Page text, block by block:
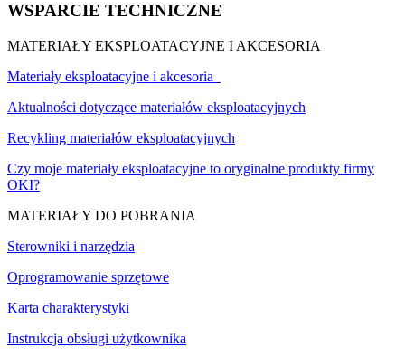
WSPARCIE TECHNICZNE
MATERIAŁY EKSPLOATACYJNE I AKCESORIA
Materiały eksploatacyjne i akcesoria
Aktualności dotyczące materiałów eksploatacyjnych
Recykling materiałów eksploatacyjnych
Czy moje materiały eksploatacyjne to oryginalne produkty firmy
OKI?
MATERIAŁY DO POBRANIA
Sterowniki i narzędzia
Oprogramowanie sprzętowe
Karta charakterystyki
Instrukcja obsługi użytkownika